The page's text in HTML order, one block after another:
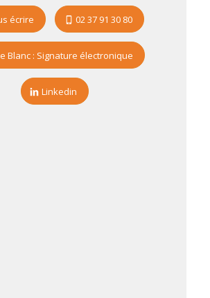
écrire 02 37 91 30 80
Blanc : Signature électronique
Linkedin